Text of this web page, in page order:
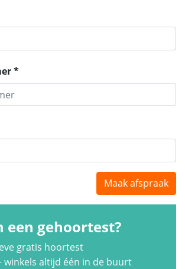
*
Maak afspraak
een gehoortest?
gratis hoortest
winkels altijd één in de buurt